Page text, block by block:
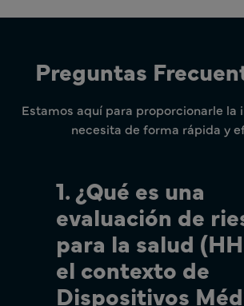
Preguntas
Estamos aquí para proporcionarle la
necesita de forma rápida y
1. ¿Qué es una
evaluación de
para la salud
el contexto de
Dispositivos